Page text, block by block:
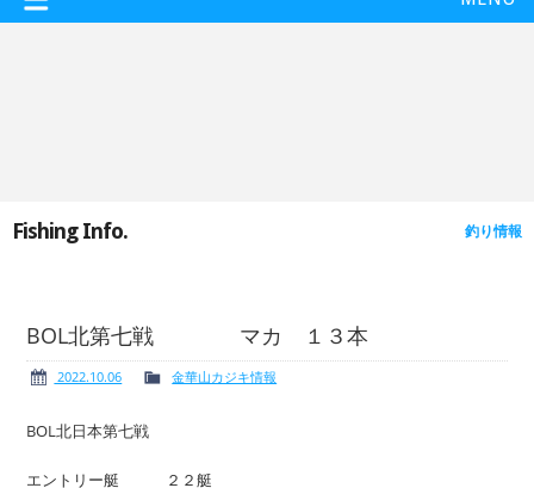
Fishing Info. 釣り情報
BOL北第七戦 マカ １３本
2022.10.06 金華山カジキ情報
BOL北日本第七戦
エントリー艇 ２２艇